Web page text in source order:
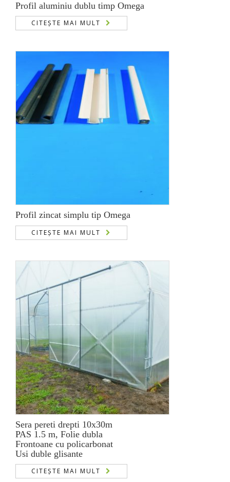
Profil aluminiu dublu timp Omega
CITEȘTE MAI MULT
Profil zincat simplu tip Omega
CITEȘTE MAI MULT
Sera pereti drepti 10x30m
PAS 1.5 m, Folie dubla
Frontoane cu policarbonat
Usi duble glisante
CITEȘTE MAI MULT